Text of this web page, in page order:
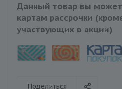
Данный товар вы
картам рассрочки
участвующих в акции)
Поделиться